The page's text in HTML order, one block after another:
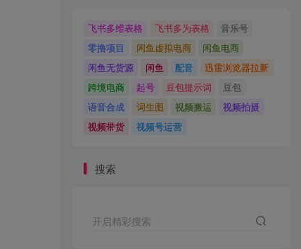
飞书多维表格 飞书多为表格
音乐号
零撸项目
闲鱼虚拟电商
闲鱼电商
闲鱼无货源
闲鱼 配音
迅雷浏览器拉新
跨境电商
起号 豆包提示词
豆包
语音合成
词生图 视频搬运
视频拍摄
视频带货
视频号运营
搜索
开启精彩搜索